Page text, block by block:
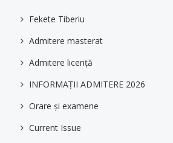
Fekete Tiberiu
Admitere masterat
Admitere licență
INFORMAȚII ADMITERE 2026
Orare și examene
Current Issue